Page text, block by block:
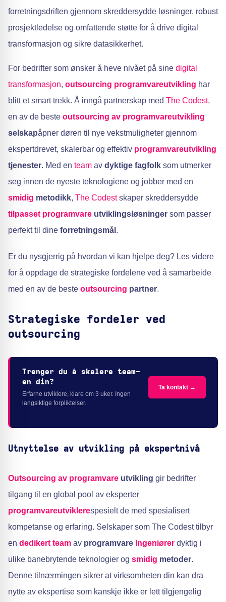
forretningsdriften gjennom skreddersydde løsninger, robust
prosjektledelse og omfattende støtte for å drive digital
transformasjon og sikre datasikkerhet.
For bedrifter som ønsker å heve nivået på sine digital
transformasjon, outsourcing programvareutvikling har
blitt et smart trekk. Å inngå partnerskap med The Codest,
en av de beste outsourcing av programvareutvikling
selskapåpner døren til nye vekstmuligheter gjennom
ekspertdrevet, skalerbar og effektiv programvareutvikling
tjenester. Med en team av dyktige fagfolk som utmerker
seg innen de nyeste teknologiene og jobber med en
smidig metodikk, The Codestskaper skreddersydde
tilpasset programvare utviklingsløsninger som passer
perfekt til dine forretningsmål .
Er du nysgjerrig på hvordan vi kan hjelpe deg? Les videre
for å oppdage de strategiske fordelene ved å samarbeide
med en av de beste outsourcing partner.
Strategiske fordeler ved
outsourcing
Trenger du å skalere team-
en din?
Erfarne utviklere, klare om 3 uker. Ingen
langsiktige forpliktelser.
Ta kontakt →
Utnyttelse av utvikling på ekspertnivå
Outsourcing av programvare utvikling gir bedrifter
tilgang til en global pool av eksperter
programvareutviklerespesielt de med spesialisert
kompetanse og erfaring. Selskaper som The Codest tilbyr
en dedikert team av programvare Ingeniører dyktig i
ulike banebrytende teknologier og smidig metoder.
Denne tilnærmingen sikrer at virksomheten din kan dra
nytte av ekspertise som kanskje ikke er lett tilgjengelig